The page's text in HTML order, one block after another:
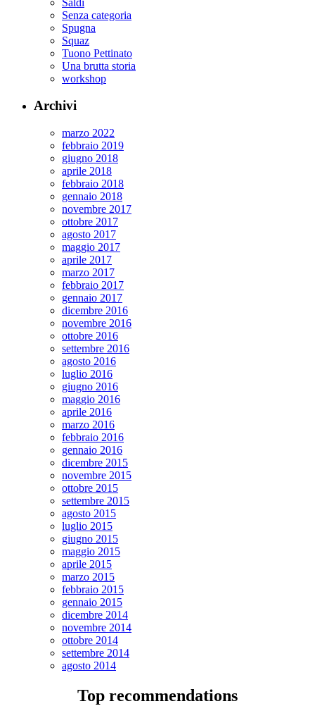
Senza categoria
Spugna
Squaz
Tuono Pettinato
Una brutta storia
workshop
Archivi
marzo 2022
febbraio 2019
giugno 2018
aprile 2018
febbraio 2018
gennaio 2018
novembre 2017
ottobre 2017
agosto 2017
maggio 2017
aprile 2017
marzo 2017
febbraio 2017
gennaio 2017
dicembre 2016
novembre 2016
ottobre 2016
settembre 2016
agosto 2016
luglio 2016
giugno 2016
maggio 2016
aprile 2016
marzo 2016
febbraio 2016
gennaio 2016
dicembre 2015
novembre 2015
ottobre 2015
settembre 2015
agosto 2015
luglio 2015
giugno 2015
maggio 2015
aprile 2015
marzo 2015
febbraio 2015
gennaio 2015
dicembre 2014
novembre 2014
ottobre 2014
settembre 2014
agosto 2014
Top recommendations